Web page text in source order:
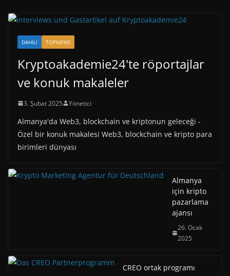
DAHILI TOPNEWS
Kryptoakademie24'te röportajlar
ve konuk makaleler
3. Şubat 2025 Yönetici
Almanya'da Web3, blockchain ve kriptonun geleceği -
Özel bir konuk makalesi Web3, blockchain ve kripto para
birimleri dünyası
Almanya
için kripto
pazarlama
ajansı
26. Ocak
2025
CREO ortak programı